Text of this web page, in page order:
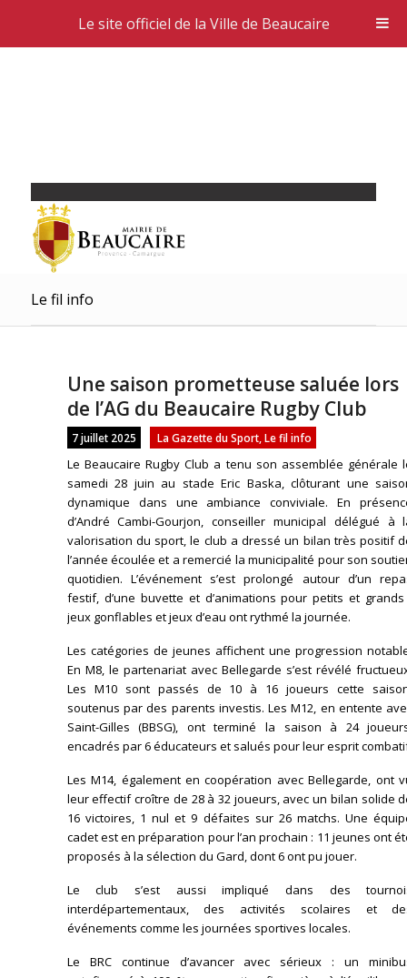
Le fil info
Une saison prometteuse saluée lors
de l’AG du Beaucaire Rugby Club
7 juillet 2025 La Gazette du Sport, Le fil info
Le Beaucaire Rugby Club a tenu son assemblée générale
samedi 28 juin au stade Eric Baska, clôturant une
dynamique dans une ambiance conviviale. En
d’André Cambi-Gourjon, conseiller municipal délégué à
valorisation du sport, le club a dressé un bilan très positif
l’année écoulée et a remercié la municipalité pour son
quotidien. L’événement s’est prolongé autour d’un
festif, d’une buvette et d’animations pour petits et
jeux gonflables et jeux d’eau ont rythmé la journée.
Les catégories de jeunes affichent une progression
En M8, le partenariat avec Bellegarde s’est révélé
Les M10 sont passés de 10 à 16 joueurs cette
soutenus par des parents investis. Les M12, en entente
Saint-Gilles (BBSG), ont terminé la saison à 24
encadrés par 6 éducateurs et salués pour leur esprit
Les M14, également en coopération avec Bellegarde, ont
leur effectif croître de 28 à 32 joueurs, avec un bilan solide
16 victoires, 1 nul et 9 défaites sur 26 matchs. Une
cadet est en préparation pour l’an prochain : 11 jeunes ont
proposés à la sélection du Gard, dont 6 ont pu jouer.
Le club s’est aussi impliqué dans des
interdépartementaux, des activités scolaires et
événements comme les journées sportives locales.
Le BRC continue d’avancer avec sérieux : un
Le site officiel de la Ville de Beaucaire